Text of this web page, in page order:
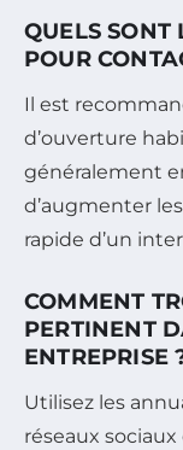
QUELS SONT
POUR
Il est
d’ouverture
généralement
d’augmenter
rapide d’un
COMMENT
PERTINENT
ENTREPRISE
Utilisez les
réseaux